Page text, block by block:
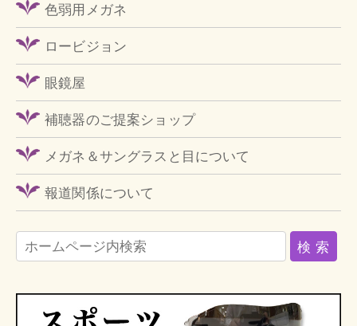
色弱用メガネ
ロービジョン
眼鏡屋
補聴器のご提案ショップ
メガネ＆サングラスと目について
報道関係について